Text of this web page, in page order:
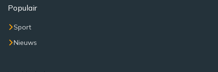
Populair
Sport
Nieuws